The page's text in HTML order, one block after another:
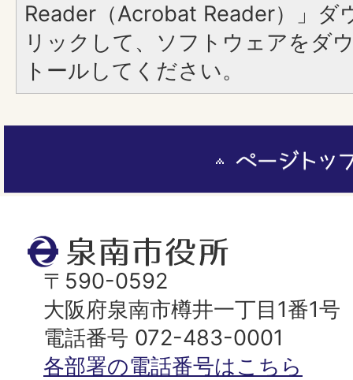
Reader（Acrobat Reader）」ダ
リックして、ソフトウェアをダ
トールしてください。
泉
南
市
役
所
〒590-0592
大阪府泉南市樽井一丁目1番1号
電話番号 072-483-0001
各部署の電話番号はこちら